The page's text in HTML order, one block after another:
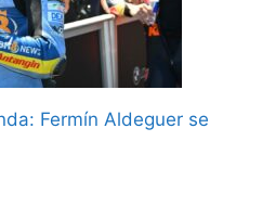
Fermín Aldeguer se